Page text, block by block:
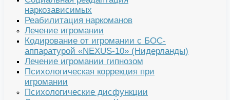
наркозависимых
Реабилитация наркоманов
Лечение игромании
Кодирование от игромании с БОС-
аппаратурой «NEXUS-10» (Нидерланды)
Лечение игромании гипнозом
Психологическая коррекция при
игромании
Психологические дисфункции